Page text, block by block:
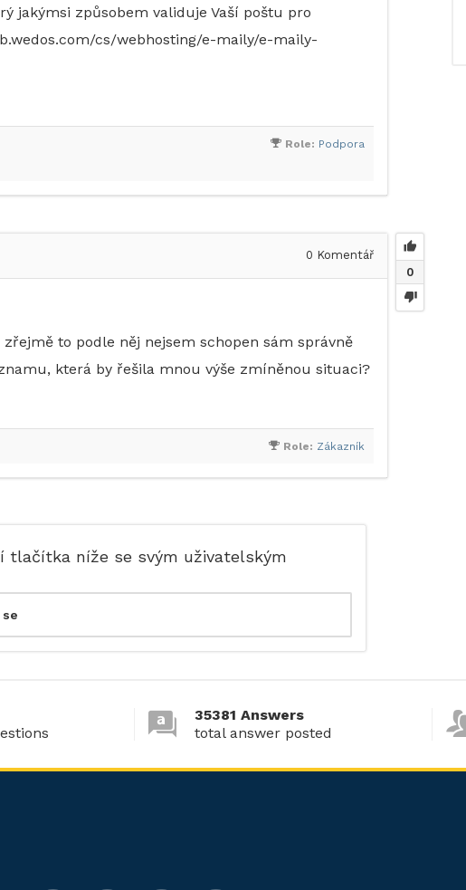
jakýmsi způsobem validuje Vaší poštu pro
cs/webhosting/e-maily/e-maily-
Role: Podpora
0
0 Komentář
to podle něj nejsem schopen sám správně
která by řešila mnou výše zmíněnou situaci?
Role: Zákazník
tlačítka níže se svým uživatelským
35381 Answers
total answer posted